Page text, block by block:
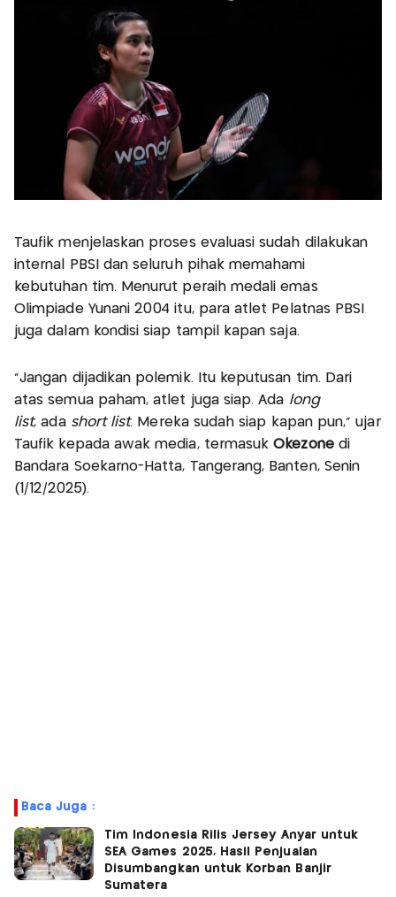
Taufik menjelaskan proses evaluasi sudah dilakukan
internal PBSI dan seluruh pihak memahami
kebutuhan tim. Menurut peraih medali emas
Olimpiade Yunani 2004 itu, para atlet Pelatnas PBSI
juga dalam kondisi siap tampil kapan saja.
“Jangan dijadikan polemik. Itu keputusan tim. Dari
atas semua paham, atlet juga siap. Ada long
list, ada short list. Mereka sudah siap kapan pun,” ujar
Taufik kepada awak media, termasukOkezonedi
Bandara Soekarno-Hatta, Tangerang, Banten, Senin
(1/12/2025).
Baca Juga :
Tim Indonesia Rilis Jersey Anyar untuk
SEA Games 2025, Hasil Penjualan
Disumbangkan untuk Korban Banjir
Sumatera